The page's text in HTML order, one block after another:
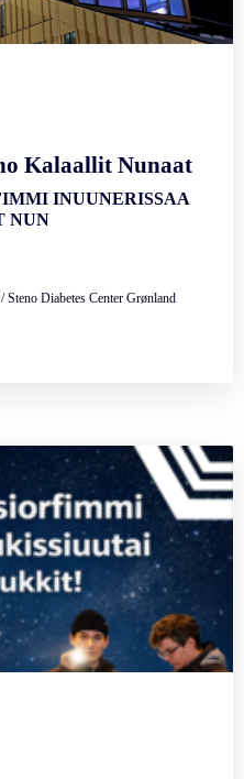
Kalaallit Nunaat
INUUNERISSAA
NUN
Diabetes Center Grønland